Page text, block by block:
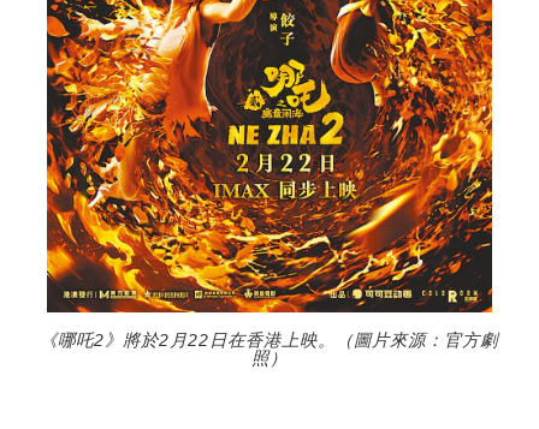
《哪吒2》將於2月22日在香港上映。（圖片來源：官方劇
照）